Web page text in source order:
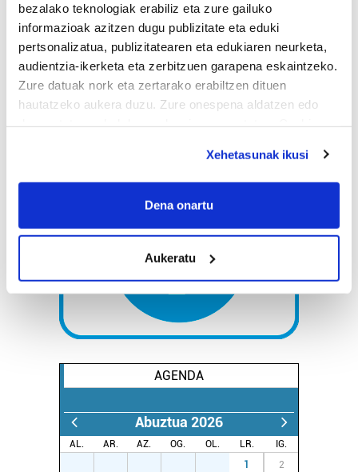
bezalako teknologiak erabiliz eta zure gailuko
informazioak azitzen dugu publizitate eta eduki
pertsonalizatua, publizitatearen eta edukiaren neurketa,
audientzia-ikerketa eta zerbitzuen garapena eskaintzeko.
Zure datuak nork eta zertarako erabiltzen dituen
hautatzeko aukera duzu. Zure onespena aldatzen edo
If you allow, we would also like to:
Collect information about your geographical
meters
Identify your device by actively scanning it for
specific characteristics (fingerprinting)
Find out more about how your personal data is processed
and set your preferences in thedetails section
prozesatzen ditugu, zure IP zenbakia, besteak beste,
pertsonalizatuak eskaintzeko, iragarkiak eta edukia
neurtzeko, jendeari buruzko informazioa biltzeko eta
produktuak garatzeko. Zure datuak nork eta zertarako
Xehetasunak ikusi
Dena onartu
Aukeratu
AGENDA
Abuztua 2026
AL. AR. AZ. OG. OL. LR.
IG.
1 2